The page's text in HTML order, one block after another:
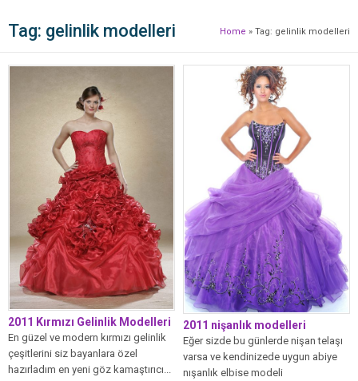
Home » Tag: gelinlik modelleri
Tag: gelinlik modelleri
2011 Kırmızı Gelinlik Modelleri
En güzel ve modern kırmızı gelinlik
çeşitlerini siz bayanlara özel
hazırladım en yeni göz kamaştırıcı...
2011 nişanlık modelleri
Eğer sizde bu günlerde nişan telaşı
varsa ve kendinizede uygun abiye
nışanlık elbise modeli